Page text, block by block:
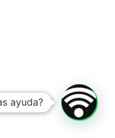
ayuda?